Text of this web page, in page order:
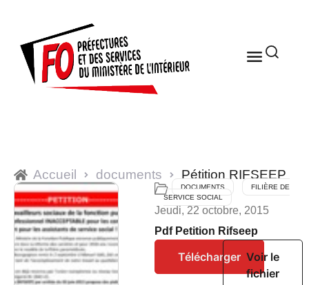
Accueil documents Pétition RIFSEEP
DOCUMENTS
FILIÈRE DE
SERVICE SOCIAL
Jeudi, 22 octobre, 2015
Pdf Petition Rifseep
Télécharger Voir le
fichier